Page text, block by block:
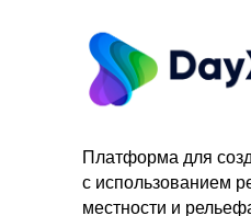
Платформа для
с использованием
местности и